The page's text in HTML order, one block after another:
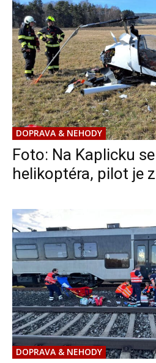
DOPRAVA & NEHODY
Foto: Na Kaplicku
helikoptéra, pilot je
DOPRAVA & NEHODY